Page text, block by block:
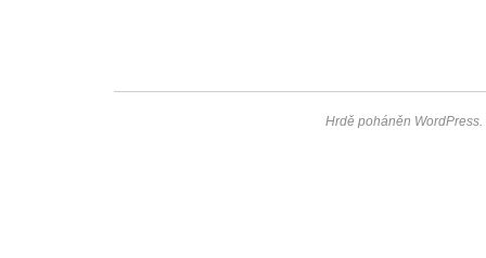
Hrdě poháněn WordPress.